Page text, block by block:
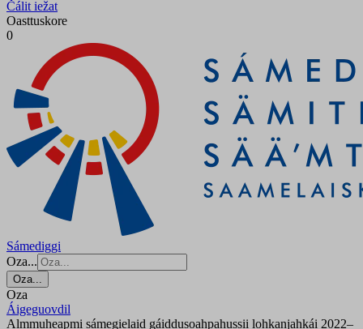
Čálit iežat
Oasttuskore
0
Sámediggi
Oza...
Oza...
Oza
Áigeguovdil
Almmuheapmi sámegielaid gáiddusoahpahussii lohkanjahkái 2022–